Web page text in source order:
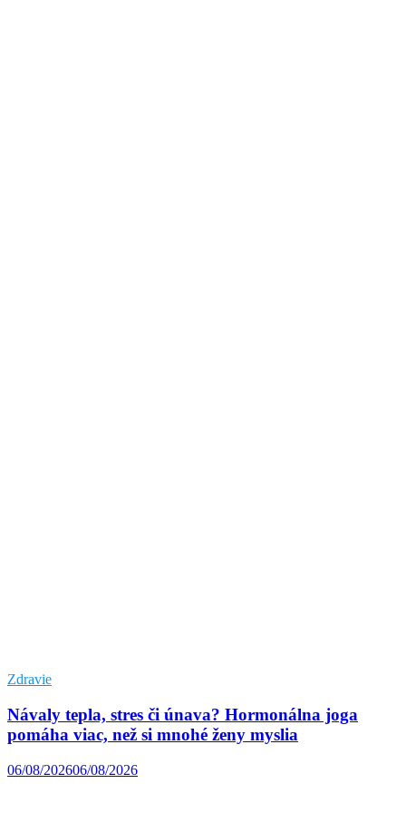
Zdravie
Návaly tepla, stres či únava? Hormonálna joga
pomáha viac, než si mnohé ženy myslia
06/08/202606/08/2026